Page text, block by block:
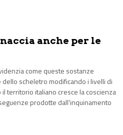
anche per le
come queste sostanze
dello scheletro modificando i livelli di
il territorio italiano cresce la coscienza
prodotte dall'inquinamento